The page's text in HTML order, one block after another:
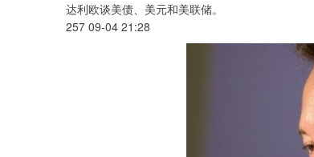
达利欧谈美债、美元和美联储。
257 09-04 21:28